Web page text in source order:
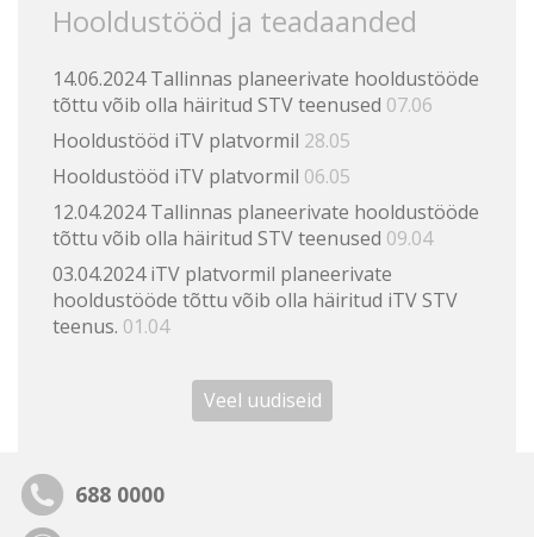
Hooldustööd ja teadaanded
14.06.2024 Tallinnas planeerivate hooldustööde
tõttu võib olla häiritud STV teenused 07.06
Hooldustööd iTV platvormil 28.05
Hooldustööd iTV platvormil 06.05
12.04.2024 Tallinnas planeerivate hooldustööde
tõttu võib olla häiritud STV teenused 09.04
03.04.2024 iTV platvormil planeerivate
hooldustööde tõttu võib olla häiritud iTV STV
teenus. 01.04
Veel uudiseid
688 0000